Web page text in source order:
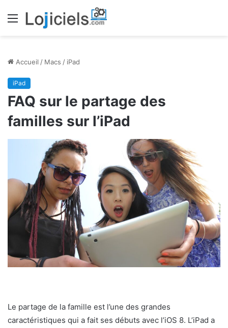
Menu
Accueil / Macs / iPad
iPad
FAQ sur le partage des
familles sur l’iPad
Le partage de la famille est l’une des grandes
caractéristiques qui a fait ses débuts avec l’iOS 8. L’iPad a